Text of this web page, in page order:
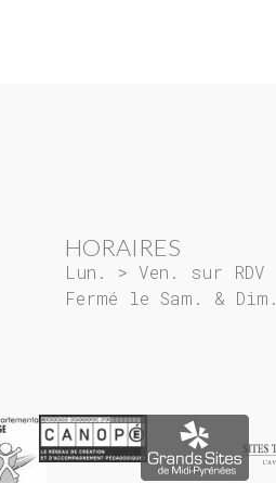
HORAIRES
Lun. > Ven. sur RDV
Fermé le Sam. & Dim.